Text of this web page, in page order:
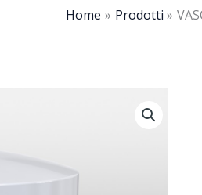
Home Prodotti